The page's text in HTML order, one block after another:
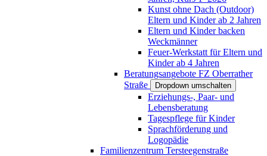
Kunst ohne Dach (Outdoor)
Eltern und Kinder ab 2 Jahren
Eltern und Kinder backen
Weckmänner
Feuer-Werkstatt für Eltern und
Kinder ab 4 Jahren
Beratungsangebote FZ Oberrather
Straße
Dropdown umschalten
Erziehungs-, Paar- und
Lebensberatung
Tagespflege für Kinder
Sprachförderung und
Logopädie
Familienzentrum Tersteegenstraße